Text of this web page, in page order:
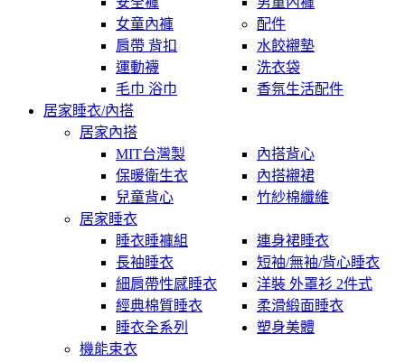
女童內褲
配件
肩帶 背扣
水餃襯墊
運動襪
洗衣袋
毛巾 浴巾
香氛生活配件
居家睡衣/內搭
居家內搭
MIT台灣製
內搭背心
保暖衛生衣
內搭襯裙
兒童背心
竹紗棉纖維
居家睡衣
睡衣睡褲組
連身裙睡衣
長袖睡衣
短袖/無袖/背心睡衣
細肩帶性感睡衣
洋裝 外罩衫 2件式
經典棉質睡衣
柔滑緞面睡衣
睡衣全系列
塑身美體
機能束衣